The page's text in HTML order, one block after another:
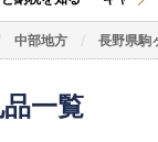
中部地方 長野県駒
一覧